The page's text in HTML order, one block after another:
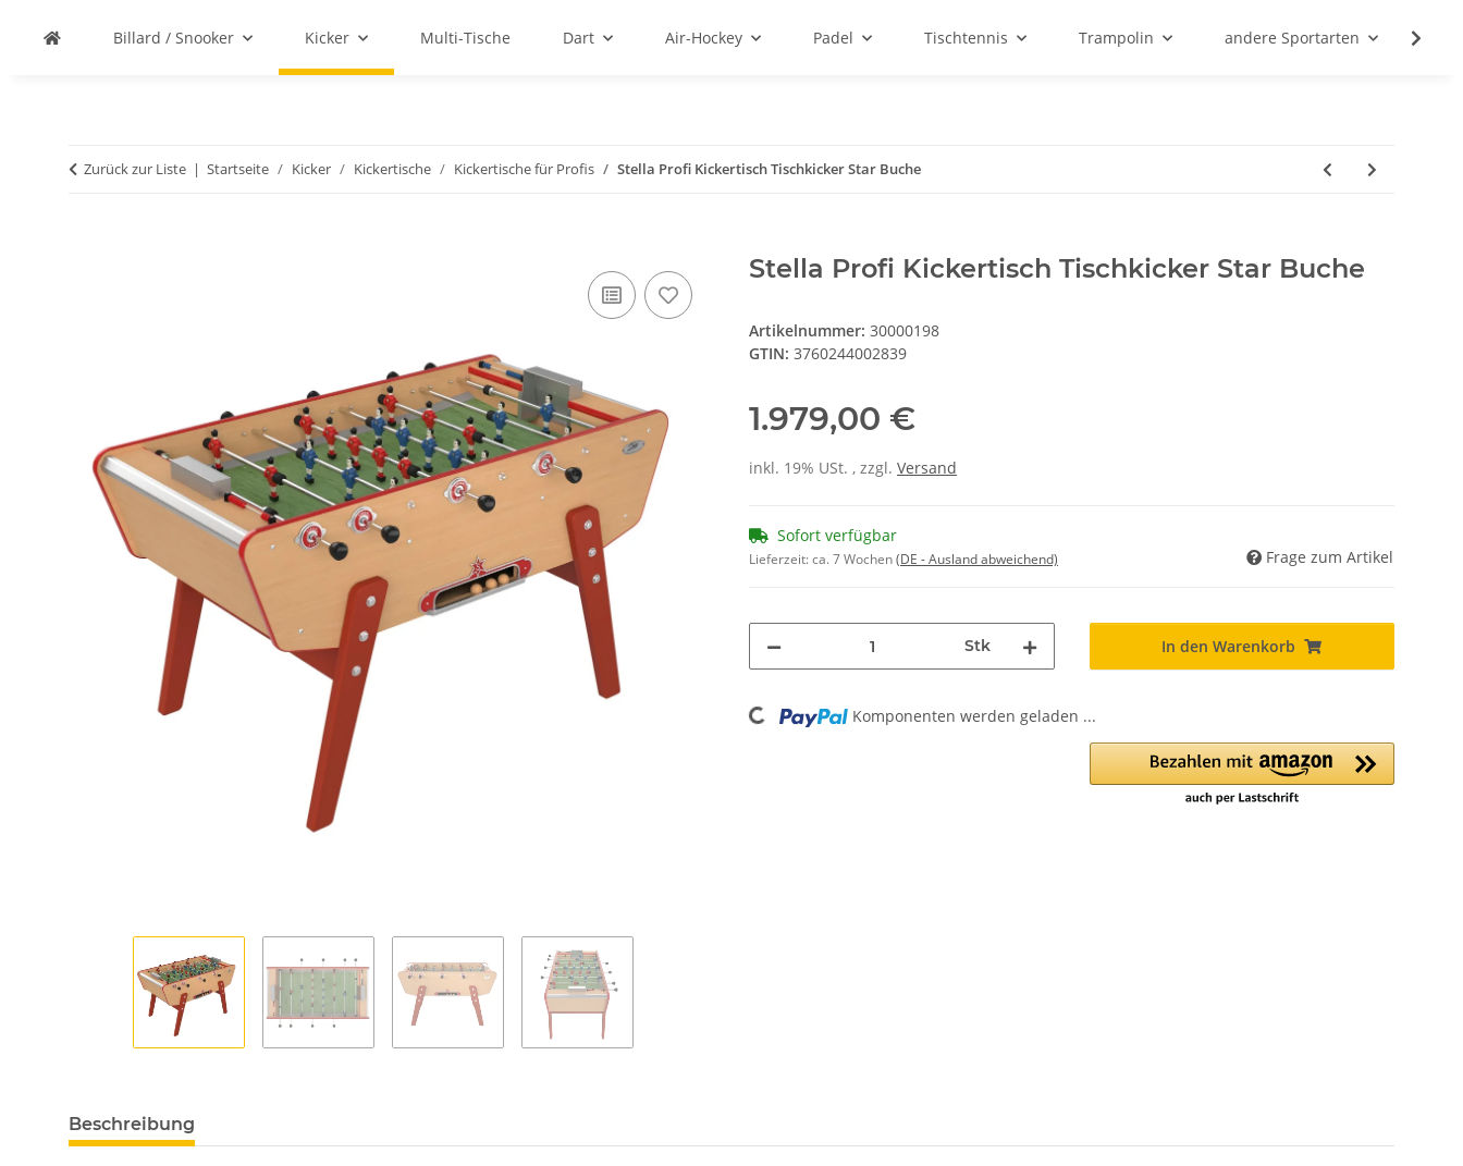
Billard / Snooker Kicker Multi-Tische Dart Air-Hockey Padel Tischtennis Trampolin andere Sportarten
Zurück zur Liste Startseite Kicker Kickertische Kickertische für Profis Stella Profi Kickertisch Tischkicker Star Buche
Stella Profi Kickertisch Tischkicker Star Buche
Artikelnummer: 30000198
GTIN: 3760244002839
1.979,00 €
inkl. 19% USt. , zzgl. Versand
Sofort verfügbar
Lieferzeit:ca. 7 Wochen(DE - Ausland abweichend) Frage zum Artikel
Stk In den Warenkorb
Loading... Komponenten werden geladen ...
Beschreibung